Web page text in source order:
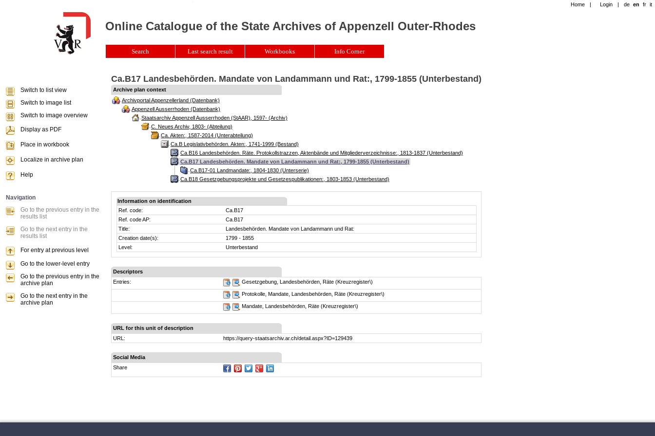
Ca.B17 Landesbehörden. Mandate von Landammann und Rat:, 1799-1855 (Unterbestand)
Archive plan context
Archivportal Appenzellerland (Datenbank)
Appenzell Ausserrhoden (Datenbank)
Staatsarchiv Appenzell Ausserrhoden (StAAR), 1597- (Archiv)
C. Neues Archiv, 1803- (Abteilung)
Ca. Akten:, 1587-2014 (Unterabteilung)
Ca.B Legislativbehörden. Akten:, 1741-1999 (Bestand)
Ca.B16 Landesbehörden. Räte. Protokollstrazzen, Aktenbände und Mitgliederverzeichnisse:, 1813-1837 (Unterbestand)
Ca.B17 Landesbehörden. Mandate von Landammann und Rat:, 1799-1855 (Unterbestand)
Ca.B17-01 Landmandate:, 1804-1830 (Unterserie)
Ca.B18 Gesetzgebungsprojekte und Gesetzespublikationen:, 1803-1853 (Unterbestand)
Information on identification
Ref. code:
Ca.B17
Ref. code AP:
Ca.B17
Title:
Landesbehörden. Mandate von Landammann und Rat:
Creation date(s):
1799 - 1855
Level:
Unterbestand
Descriptors
Entries:
Gesetzgebung, Landesbehörden, Räte (Kreuzregister\)
Protokolle, Mandate, Landesbehörden, Räte (Kreuzregister\)
Mandate, Landesbehörden, Räte (Kreuzregister\)
URL for this unit of description
URL:
https://query-staatsarchiv.ar.ch/detail.aspx?ID=129439
Social Media
Share
Home | Login | de en fr it
Online Catalogue of the State Archives of Appenzell Outer-Rhodes
Search Last search result Workbooks Info Corner
Switch to list view
Switch to image list
Switch to image overview
Display as PDF
Place in workbook
Localize in archive plan
Help
Navigation
Go to the previous entry in the
results list
Go to the next entry in the
results list
For entry at previous level
Go to the lower-level entry
Go to the previous entry in the
archive plan
Go to the next entry in the
archive plan